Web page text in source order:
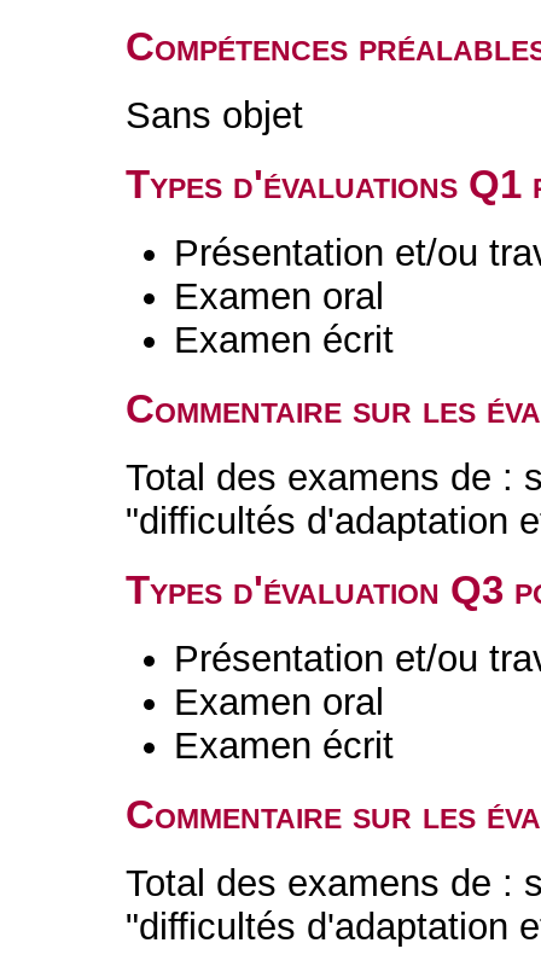
Compétences
Sans objet
Types d'évaluations
Présentation et/ou
Examen oral
Examen écrit
Commentaire sur les
Total des examens de :
"difficultés d'adaptation
Types d'évaluation Q3
Présentation et/ou
Examen oral
Examen écrit
Commentaire sur les
Total des examens de :
"difficultés d'adaptation